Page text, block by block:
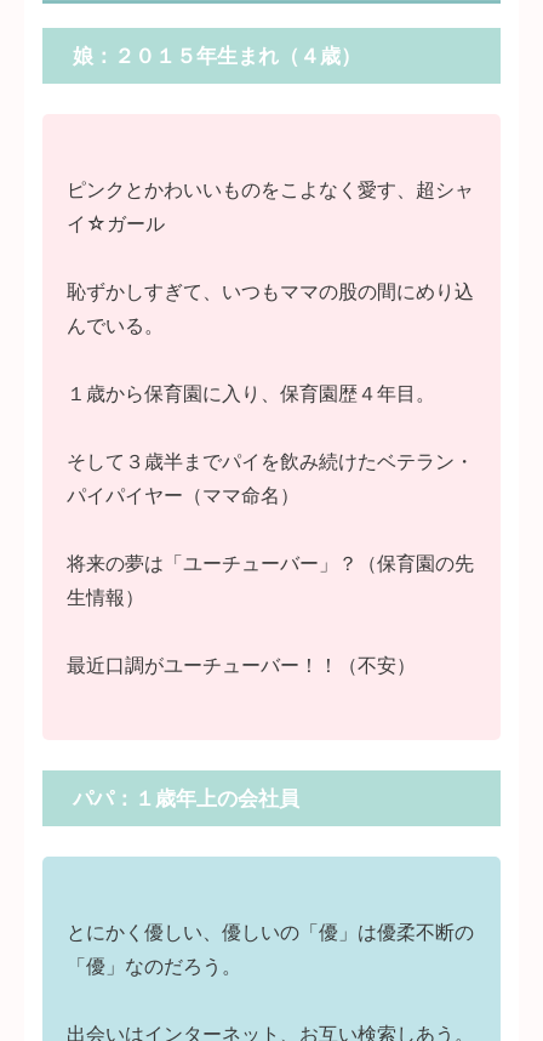
娘：２０１５年生まれ（４歳）
ピンクとかわいいものをこよなく愛す、超シャ
イ☆ガール
恥ずかしすぎて、いつもママの股の間にめり込
んでいる。
１歳から保育園に入り、保育園歴４年目。
そして３歳半までパイを飲み続けたベテラン・
パイパイヤー（ママ命名）
将来の夢は「ユーチューバー」？（保育園の先
生情報）
最近口調がユーチューバー！！（不安）
パパ：１歳年上の会社員
とにかく優しい、優しいの「優」は優柔不断の
「優」なのだろう。
出会いはインターネット、お互い検索しあう。